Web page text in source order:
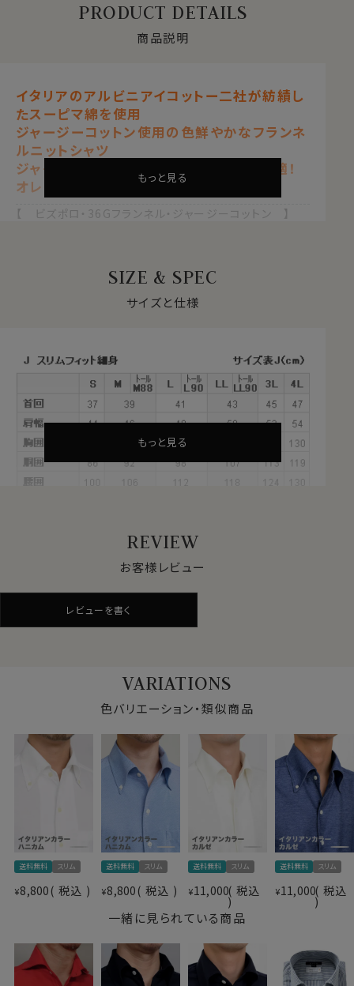
PRODUCT DETAILS
商品説明
イタリアのアルビニアイコットー二社が紡績し
たスーピマ綿を使用
ジャージーコットン使用の色鮮やかなフランネ
ルニットシャツ
ジャケットスタイルや上品カジュアルに最適！
オレンジ
【 ビズポロ・36Gフランネル・ジャージーコットン 】
【 ボタンダウン 】【 ポケット無し 】
ンダウンシャツ。
実はこのシャツ、シャツ生地ではなくジャージーコットン
（ニット生地）を使用したフランネル使用のイタリアンカ
ラー ボタンダウンシャツなんです。
秋冬版のニットシャツをドレッシーな上品テイストのカ
ジュアルシャツとして生産しました。
みがあるのが特徴です。
このシャツには綿100％のニット糸をジャージー編みし
たジャージーコットンを使用した微起毛のフランネルを
起毛感やウォーム感はフランネルそのままに、少し厚手の
ポロシャツ同様のニット生地使用なだけに吸汗性能に優
れ、内側にTシャツを着なくても、サラッとした肌ざわりと
ソフト感が心地いい、ストレスフリーのやみつきになる新
感覚ニットシャツの秋冬バージョンです。
店長ブログ：素肌に直接来てほしいワイシャツ?ozieのビ
ズポロ?特徴その一はこちら→
●高級スーピマ綿＝CORCORAN（コーコラン）
+ALBINI紡績の糸を使用
繊維の長さが通常より長い綿（詳しくは繊維の長さが
28.6mm以上の原綿）を超長綿といいます。
超長綿は世界の綿生産量のたった3％しかない希少性の
高いプレミアムコットンです。
その中の1種類がアメリカ南西部が産地のスーピマ綿で
す。
もっと見る
SIZE & SPEC
サイズと仕様
仕様表
プレミアムコットン＝スーピマ綿
icotoni di Albini＝
アルビニアイコットー二社紡績
もっと見る
REVIEW
お客様レビュー
レビューを書く
VARIATIONS
色バリエーション・類似商品
送料無料 スリム
¥8,800 税込
送料無料 スリム
¥8,800 税込
送料無料 スリム
¥11,000 税込
送料無料 スリム
¥11,000 税込
一緒に見られている商品